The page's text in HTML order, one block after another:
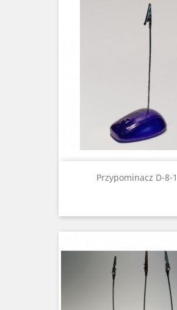
Przypominacz D-8-1